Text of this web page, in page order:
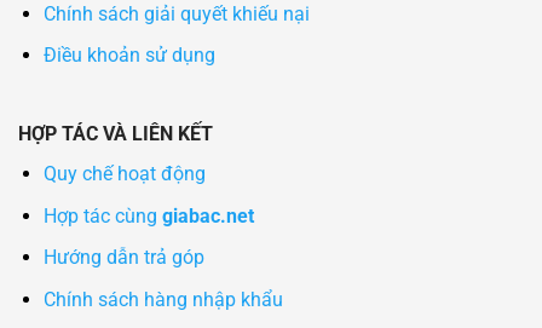
Chính sách giải quyết khiếu nại
Điều khoản sử dụng
HỢP TÁC VÀ LIÊN KẾT
Quy chế hoạt động
Hợp tác cùng giabac.net
Hướng dẫn trả góp
Chính sách hàng nhập khẩu